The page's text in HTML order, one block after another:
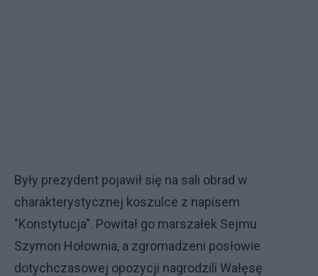
Były prezydent pojawił się na sali obrad w
charakterystycznej koszulce z napisem
"Konstytucja". Powitał go marszałek Sejmu
Szymon Hołownia, a zgromadzeni posłowie
dotychczasowej opozycji nagrodzili Wałęsę